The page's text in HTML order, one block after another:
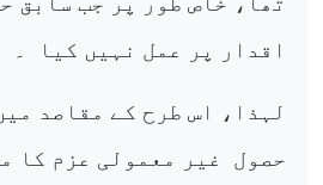
اقدار پر عمل نہیں کیا
۔
لہذا، اس طرح کے مقاصد
حصول
غیر معمولی عزم کا